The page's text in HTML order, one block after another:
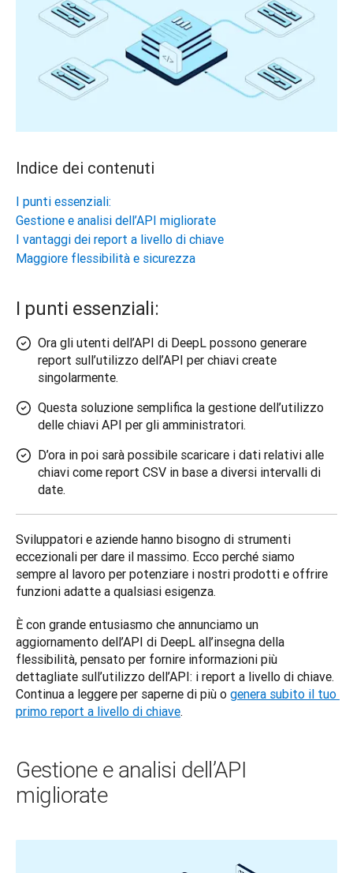
Indice dei contenuti
I punti essenziali:
Gestione e analisi dell’API migliorate
I vantaggi dei report a livello di chiave
Maggiore flessibilità e sicurezza
I punti essenziali:
Ora gli utenti dell’API di DeepL possono generare
report sull’utilizzo dell’API per chiavi create
singolarmente.
Questa soluzione semplifica la gestione dell’utilizzo
delle chiavi API per gli amministratori.
D’ora in poi sarà possibile scaricare i dati relativi alle
chiavi come report CSV in base a diversi intervalli di
date.
Sviluppatori e aziende hanno bisogno di strumenti
eccezionali per dare il massimo. Ecco perché siamo
sempre al lavoro per potenziare i nostri prodotti e offrire
funzioni adatte a qualsiasi esigenza.
È con grande entusiasmo che annunciamo un
aggiornamento dell’API di DeepL all’insegna della
flessibilità, pensato per fornire informazioni più
dettagliate sull’utilizzo dell’API: i report a livello di chiave.
Continua a leggere per saperne di più o genera subito il tuo
primo report a livello di chiave.
Gestione e analisi dell’API
migliorate